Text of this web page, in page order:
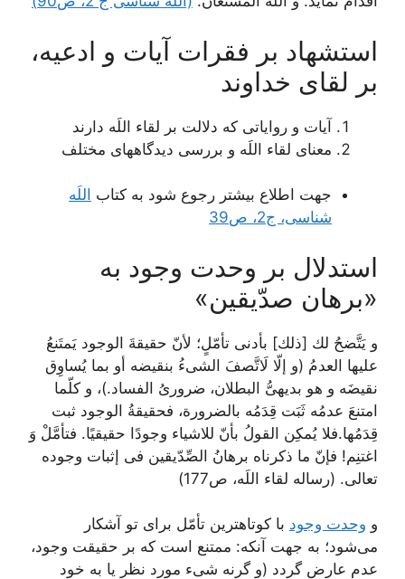
استشهاد بر فقرات آيات و ادعيه،
بر لقاى خداوند
آیات و روایاتی که دلالت بر لقاء اللَه دارند
معنای لقاء اللَه و بررسی دیدگاههای مختلف
جهت اطلاع بیشتر رجوع شود به کتاب اللَه
شناسی، ج2، ص39
استدلال بر وحدت وجود به
«برهان صدّيقين»
و يَتَّضحُ لك [ذلك‏] بأدنى تأمّلٍ؛ لأنّ حقيقةَ الوجود يَمتَنعُ
عليها العدمُ (و إلّا لَاتَّصفَ الشى‏ءُ بنقيضه أو بما يُساوِق
نقيضَه و هو بديهىُّ البطلان، ضرورىُ ‏الفساد.)، و كلّما
امتنعَ عدمُه ثَبَت قِدَمُه بالضرورة، فحقيقةُ الوجود ثبت
قِدَمُها.فلا يُمكِن القولُ بأنّ للاشياء وجودًا حقيقيًا. فتأمَّلْ وَ
اغتنِم! فإنّ ما ذكرناه برهانُ الصِّدّيقين فى إثبات وجوده
تعالى. (رساله لقاء اللَه، ص177)
و وحدت وجود با كوتاه‏ترين تأمّل براى تو آشكار
می‌شود؛ به جهت آنكه: ممتنع است كه بر حقيقت وجود،
عدم عارض گردد (و گرنه شى‏ء مورد نظر يا به خود